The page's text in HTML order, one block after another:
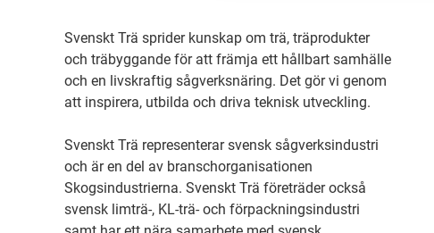
Svenskt Trä sprider kunskap om trä, träprodukter
och träbyggande för att främja ett hållbart samhälle
och en livskraftig sågverksnäring. Det gör vi genom
att inspirera, utbilda och driva teknisk utveckling.
Svenskt Trä representerar svensk sågverksindustri
och är en del av branschorganisationen
Skogsindustrierna. Svenskt Trä företräder också
svensk limträ-, KL-trä- och förpackningsindustri